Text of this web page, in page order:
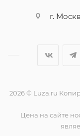
г.
2026 © Luza.ru
Цена на сайте